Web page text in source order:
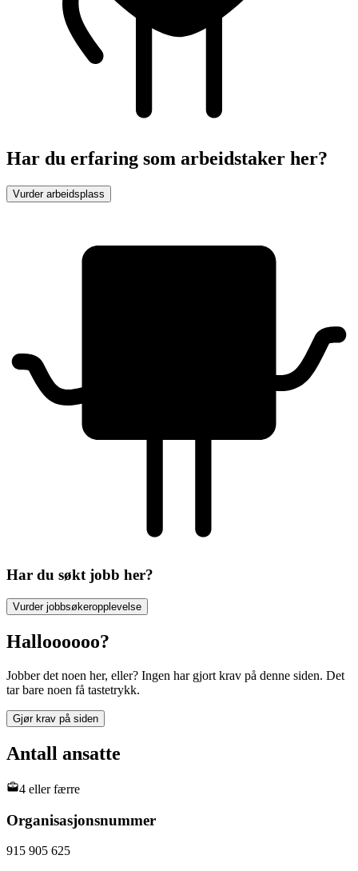
Har du erfaring som arbeidstaker her?
Vurder arbeidsplass
Har du søkt jobb her?
Vurder jobbsøkeropplevelse
Halloooooo?
Jobber det noen her, eller? Ingen har gjort krav på denne siden. Det
tar bare noen få tastetrykk.
Gjør krav på siden
Antall ansatte
4 eller færre
Organisasjonsnummer
915 905 625